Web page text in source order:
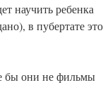
научить ребенка
в пубертате это
бы они не фильмы